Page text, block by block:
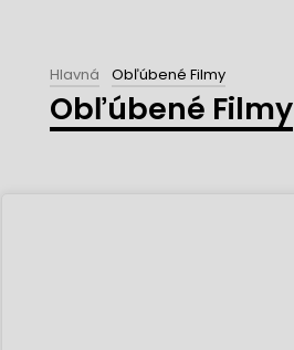
Hlavná Obľúbené Filmy
Obľúbené Filmy